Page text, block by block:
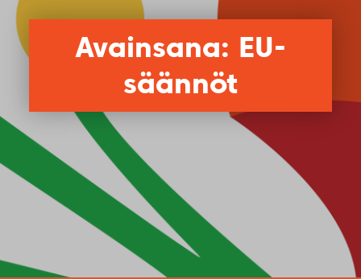
Avainsana: EU-
säännöt